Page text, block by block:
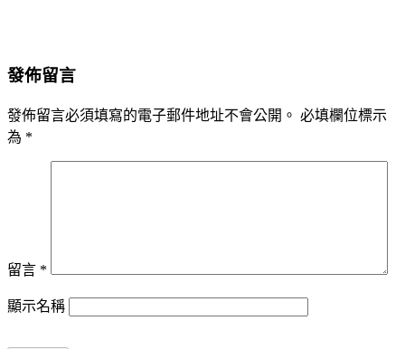
發佈留言
發佈留言必須填寫的電子郵件地址不會公開。 必填欄位標示
為 *
留言 *
顯示名稱